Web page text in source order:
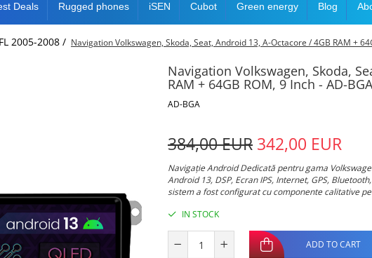
Deals Rugged phones iSEN Cubot Green energy Blog
2005-2008 / Navigation Volkswagen, Skoda, Seat, Android 13, A-Octacore / 4GB RAM +
Navigation Volkswagen, Skoda,
RAM + 64GB ROM, 9 Inch - AD-
AD-BGA
384,00 EUR 342,00 EUR
Navigație Android Dedicată pentru gama
Android 13, DSP, Ecran IPS, Internet, GPS,
sistem a fost configurat cu componente calitative
IN STOCK
ADD TO CART